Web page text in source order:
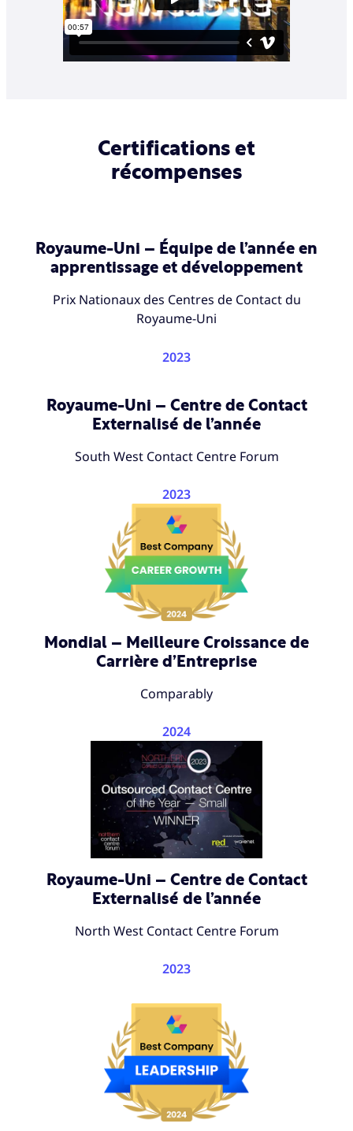
Certifications et
récompenses
Royaume-Uni – Équipe de l’année en
apprentissage et développement
Prix Nationaux des Centres de Contact du
Royaume-Uni
2023
Royaume-Uni – Centre de Contact
Externalisé de l’année
South West Contact Centre Forum
2023
Mondial – Meilleure Croissance de
Carrière d’Entreprise
Comparably
2024
Royaume-Uni – Centre de Contact
Externalisé de l’année
North West Contact Centre Forum
2023